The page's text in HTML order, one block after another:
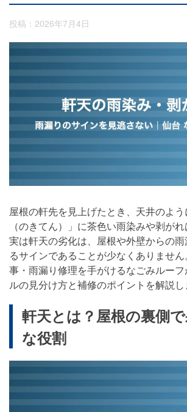
投稿：2026年7月4日
屋根の軒先を見上げたとき、天井のよ
（のきてん）」に茶色い雨染みや剥がれ
実は軒天の劣化は、屋根や外壁からの
るサインであることが少なくありませ
事・雨漏り修理を手がけるなごみルー
ルの見分け方と補修のポイントを解説し
軒天とは？屋根の裏側
な役割